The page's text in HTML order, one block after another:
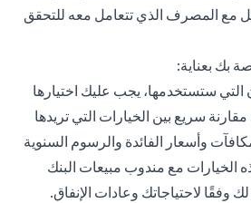
مع المصرف الذي تتعامل معه للتحقق
بك بعناية:
التي ستستخدمها، يجب عليك اختيارها
سريع بين الخيارات التي تريدها
وأسعار الفائدة والرسوم السنوية
الخيارات مع مندوب مبيعات البنك
وفقًا لاحتياجاتك وعادات الإنفاق.